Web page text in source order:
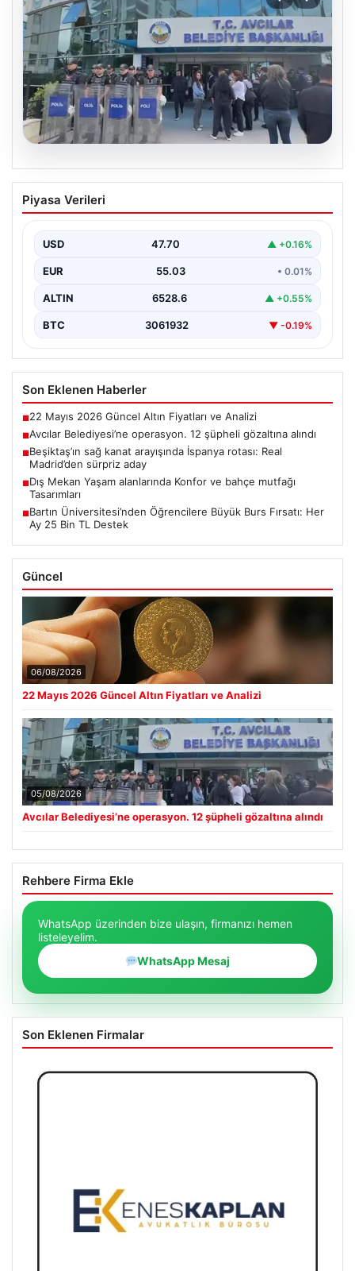
05.08.2026
Avcılar Belediyesi’ne operasyon. 12
şüpheli gözaltına alındı
Piyasa Verileri
USD 47.70 ▲ +0.16%
EUR 55.03 • 0.01%
ALTIN 6528.6 ▲ +0.55%
BTC 3061932 ▼ -0.19%
Son Eklenen Haberler
■22 Mayıs 2026 Güncel Altın Fiyatları ve Analizi
■Avcılar Belediyesi’ne operasyon. 12 şüpheli gözaltına alındı
■Beşiktaş’ın sağ kanat arayışında İspanya rotası: Real
Madrid’den sürpriz aday
■Dış Mekan Yaşam alanlarında Konfor ve bahçe mutfağı
Tasarımları
■Bartın Üniversitesi’nden Öğrencilere Büyük Burs Fırsatı: Her
Ay 25 Bin TL Destek
Güncel
06/08/2026
22 Mayıs 2026 Güncel Altın Fiyatları ve Analizi
05/08/2026
Avcılar Belediyesi’ne operasyon. 12 şüpheli gözaltına alındı
Rehbere Firma Ekle
WhatsApp üzerinden bize ulaşın, firmanızı hemen
listeleyelim.
WhatsApp Mesaj
Son Eklenen Firmalar